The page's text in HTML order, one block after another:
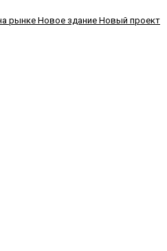
рынке Новое здание Новый проект